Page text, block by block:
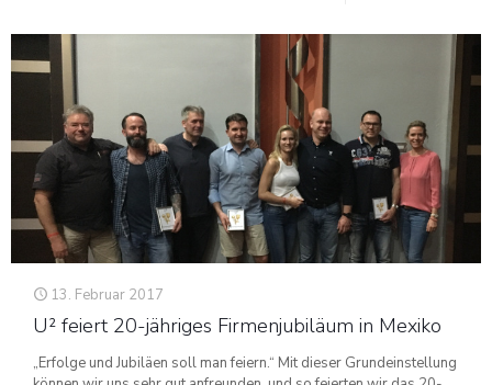
13. Februar 2017
U² feiert 20-jähriges Firmenjubiläum in Mexiko
„Erfolge und Jubiläen soll man feiern.“ Mit dieser Grundeinstellung